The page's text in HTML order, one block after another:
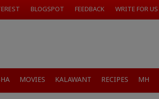
BLOGSPOT FEEDBACK WRITE FOR US
MOVIES KALAWANT RECIPES MH